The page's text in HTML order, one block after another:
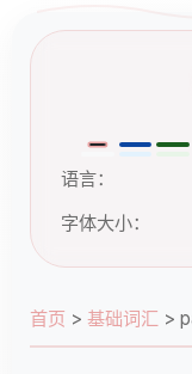
语言：
字体大小：
首页 > 基础词汇 >